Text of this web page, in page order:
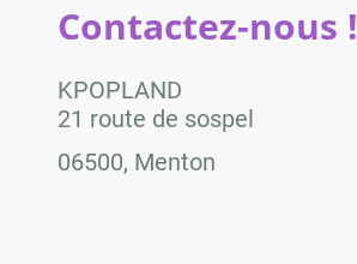
Contactez-nous !
KPOPLAND
21 route de sospel
06500, Menton